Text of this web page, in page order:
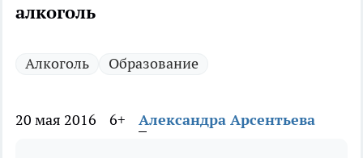
алкоголь
Алкоголь Образование
20 мая 2016 6+ Александра Арсентьева